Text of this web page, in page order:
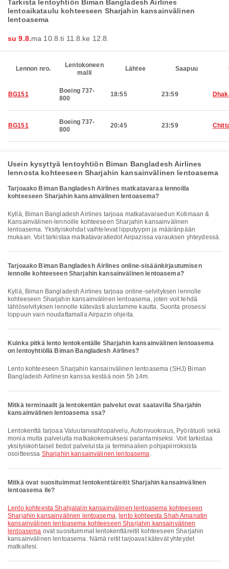
Tarkista lentoyhtiön Biman Bangladesh Airlines
lentoaikataulu kohteeseen Sharjahin kansainvälinen
lentoasema
su 9.8.ma 10.8.ti 11.8. ke 12.8.
Lennon nro.
Lentokoneen
malli
Lähtee Saapuu
BG151
Boeing 737-
800
18:55 23:59
BG151
Boeing 737-
800
20:45 23:59
Usein kysyttyä lentoyhtiön Biman Bangladesh Airlines
lennosta kohteeseen Sharjahin kansainvälinen lentoasema
Tarjoaako Biman Bangladesh Airlines matkatavaraa lennoilla
kohteeseen Sharjahin kansainvälinen lentoasema?
Kyllä, Biman Bangladesh Airlines tarjoaa matkatavaraedun Kotimaan &
Kansainvälinen-lennoille kohteeseen Sharjahin kansainvälinen
lentoasema. Yksityiskohdat vaihtelevat lipputyypin ja määränpään
mukaan. Voit tarkistaa matkatavaratiedot Airpazissa varauksen yhteydessä.
Tarjoaako Biman Bangladesh Airlines online-sisäänkirjautumisen
lennolle kohteeseen Sharjahin kansainvälinen lentoasema?
Kyllä, Biman Bangladesh Airlines tarjoaa online-selvityksen lennolle
kohteeseen Sharjahin kansainvälinen lentoasema, joten voit tehdä
lähtöselvityksen lennolle kätevästi alustamme kautta. Suorita prosessi
loppuun vain noudattamalla Airpazin ohjeita.
Kuinka pitkä lento lentokentälle Sharjahin kansainvälinen lentoasema
on lentoyhtiöllä Biman Bangladesh Airlines?
Lento kohteeseen Sharjahin kansainvälinen lentoasema (SHJ) Biman
Bangladesh Airlinesn kanssa kestää noin 5h 14m.
Mitkä terminaalit ja lentokentän palvelut ovat saatavilla Sharjahin
kansainvälinen lentoasema ssa?
Lentokenttä tarjoaa Valuutanvaihtopalvelu, Autonvuokraus, Pyörätuoli sekä
monia muita palveluita matkakokemuksesi parantamiseksi. Voit tarkistaa
yksityiskohtaiset tiedot palveluista ja terminaalien pohjapiirroksista
osoitteessa Sharjahin kansainvälinen lentoasema.
Mitkä ovat suosituimmat lentokenttäreitit Sharjahin kansainvälinen
lentoasema lle?
lento kohteesta Shahjalalin kansainvälinen lentoasema kohteeseen
Sharjahin kansainvälinen lentoasema, lento kohteesta Shah Amanatin
kansainvälinen lentoasema kohteeseen Sharjahin kansainvälinen
lentoasema ovat suosituimmat lentokenttäreitit kohteeseen Sharjahin
kansainvälinen lentoasema. Nämä reitit tarjoavat kätevät yhteydet
matkallesi.